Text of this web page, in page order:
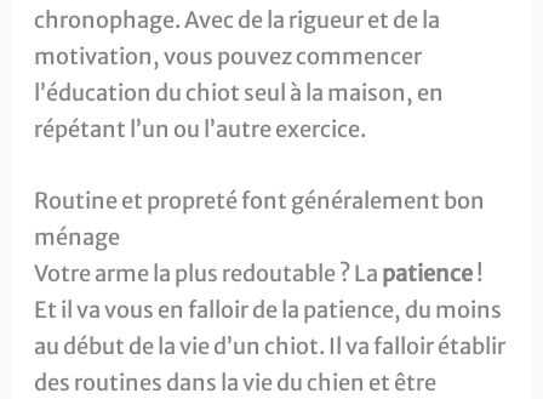
chronophage. Avec de la rigueur et de la
motivation, vous pouvez commencer
l’éducation du chiot seul à la maison, en
répétant l’un ou l’autre exercice.
Routine et propreté font généralement bon
ménage
Votre arme la plus redoutable ? La patience!
Et il va vous en falloir de la patience, du moins
au début de la vie d’un chiot. Il va falloir établir
des routines dans la vie du chien et être